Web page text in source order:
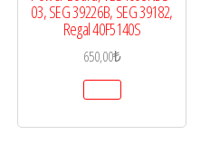
03, SEG 39226B, SEG 39182,
Regal 40F5140S
650,00₺